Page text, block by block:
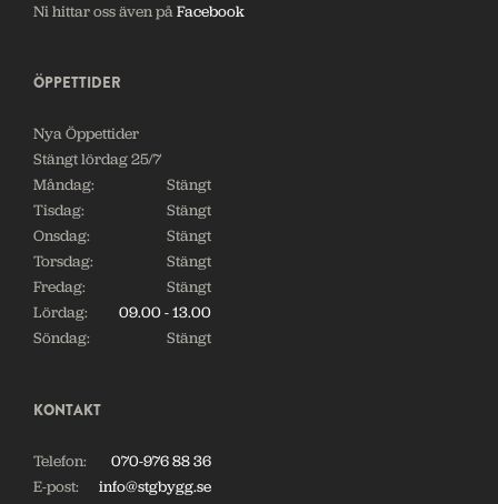
Ni hittar oss även påFacebook
ÖPPETTIDER
Nya Öppettider
Stängt lördag 25/7
Måndag:
Stängt
Tisdag:
Stängt
Onsdag:
Stängt
Torsdag:
Stängt
Fredag:
Stängt
Lördag:
09.00 - 13.00
Söndag:
Stängt
KONTAKT
Telefon:
070-976 88 36
E-post:
info@stgbygg.se